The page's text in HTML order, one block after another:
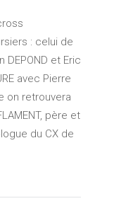
: celui de
DEPOND et Eric
avec Pierre
on retrouvera
père et
du CX de